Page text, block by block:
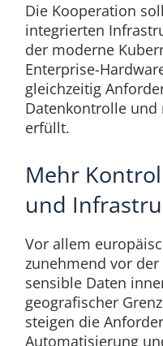
Die Kooperation
integrierten
der moderne
Enterprise-
gleichzeitig
Datenkontrolle und
erfüllt.
Mehr
und
Vor allem
zunehmend vor
sensible Daten
geografischer
steigen die
Automatisierung